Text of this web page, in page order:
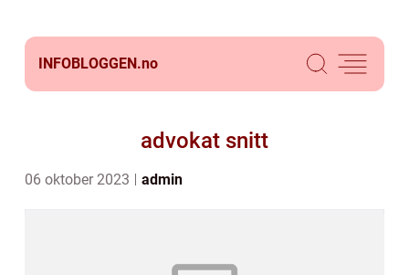
INFOBLOGGEN.no
advokat snitt
06 oktober 2023 admin